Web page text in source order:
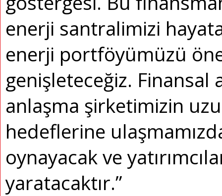
enerji santralimizi
enerji portföyümüzü
genişleteceğiz. Finansal
anlaşma şirketimizin
hedeflerine
oynayacak ve
yaratacaktır.”